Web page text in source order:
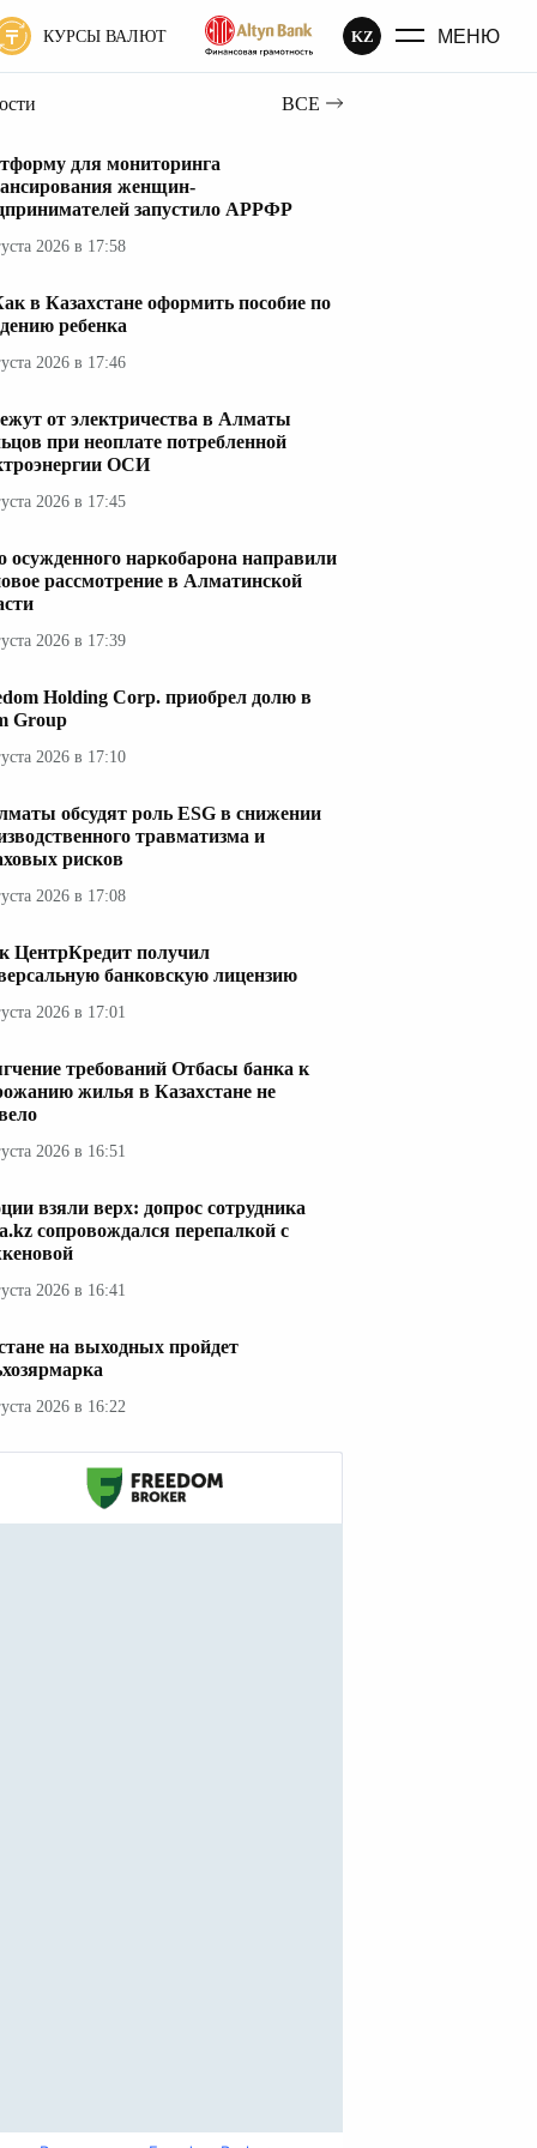
КУРСЫ ВАЛЮТ KZ МЕНЮ
ВСЕ
для мониторинга
женщин-
запустило АРРФР
2026 в 17:58
в Казахстане оформить пособие по
ребенка
2026 в 17:46
от электричества в Алматы
при неоплате потребленной
ОСИ
2026 в 17:45
осужденного наркобарона направили
рассмотрение в Алматинской
2026 в 17:39
Holding Corp. приобрел долю в
Group
2026 в 17:10
обсудят роль ESG в снижении
травматизма и
рисков
2026 в 17:08
ЦентрКредит получил
банковскую лицензию
2026 в 17:01
требований Отбасы банка к
жилья в Казахстане не
2026 в 16:51
взяли верх: допрос сотрудника
сопровождался перепалкой с
2026 в 16:41
на выходных пройдет
2026 в 16:22